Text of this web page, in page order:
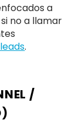
a
no a llamar
.
/